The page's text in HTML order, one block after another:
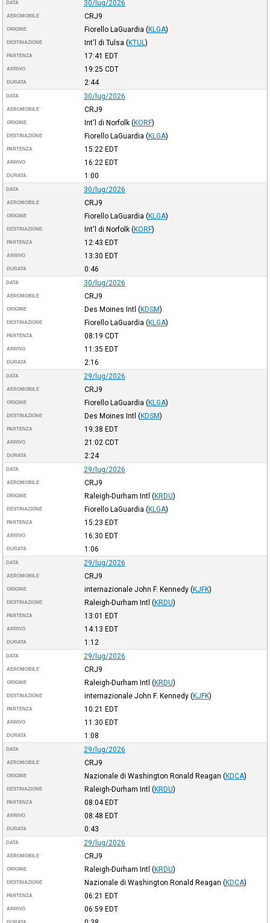
DATA 30/lug/2026
AEROMOBILE CRJ9
ORIGINE Fiorello LaGuardia (KLGA)
DESTINAZIONE Int'l di Tulsa (KTUL )
PARTENZA 17:41 EDT
ARRIVO 19:25 CDT
DURATA 2:44
DATA 30/lug/2026
AEROMOBILE CRJ9
ORIGINE Int'l di Norfolk (KORF)
DESTINAZIONE Fiorello LaGuardia (KLGA)
PARTENZA 15:22 EDT
ARRIVO 16:22 EDT
DURATA 1:00
DATA 30/lug/2026
AEROMOBILE CRJ9
ORIGINE Fiorello LaGuardia (KLGA)
DESTINAZIONE Int'l di Norfolk (KORF)
PARTENZA 12:43 EDT
ARRIVO 13:30 EDT
DURATA 0:46
DATA 30/lug/2026
AEROMOBILE CRJ9
ORIGINE Des Moines Intl (KDSM)
DESTINAZIONE Fiorello LaGuardia (KLGA)
PARTENZA 08:19 CDT
ARRIVO 11:35 EDT
DURATA 2:16
DATA 29/lug/2026
AEROMOBILE CRJ9
ORIGINE Fiorello LaGuardia (KLGA)
DESTINAZIONE Des Moines Intl (KDSM)
PARTENZA 19:38 EDT
ARRIVO 21:02 CDT
DURATA 2:24
DATA 29/lug/2026
AEROMOBILE CRJ9
ORIGINE Raleigh-Durham Intl (KRDU)
DESTINAZIONE Fiorello LaGuardia (KLGA)
PARTENZA 15:23 EDT
ARRIVO 16:30 EDT
DURATA 1:06
DATA 29/lug/2026
AEROMOBILE CRJ9
ORIGINE internazionale John F. Kennedy (KJFK)
DESTINAZIONE Raleigh-Durham Intl (KRDU)
PARTENZA 13:01 EDT
ARRIVO 14:13 EDT
DURATA 1:12
DATA 29/lug/2026
AEROMOBILE CRJ9
ORIGINE Raleigh-Durham Intl (KRDU)
DESTINAZIONE internazionale John F. Kennedy (KJFK)
PARTENZA 10:21 EDT
ARRIVO 11:30 EDT
DURATA 1:08
DATA 29/lug/2026
AEROMOBILE CRJ9
ORIGINE Nazionale di Washington Ronald Reagan (KDCA)
DESTINAZIONE Raleigh-Durham Intl (KRDU)
PARTENZA 08:04EDT
ARRIVO 08:48 EDT
DURATA 0:43
DATA 29/lug/2026
AEROMOBILE CRJ9
ORIGINE Raleigh-Durham Intl (KRDU)
DESTINAZIONE Nazionale di Washington Ronald Reagan (KDCA)
PARTENZA 06:21 EDT
ARRIVO 06:59 EDT